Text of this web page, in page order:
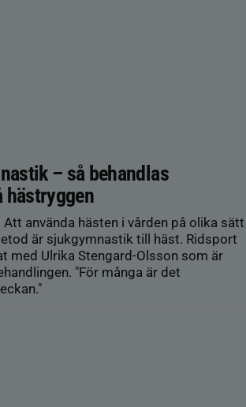
– så behandlas
hästryggen
Att använda hästen i vården på olika sätt
är sjukgymnastik till häst. Ridsport
med Ulrika Stengard-Olsson som är
"För många är det